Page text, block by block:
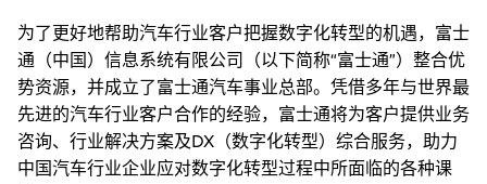
为了更好地帮助汽车行业客户把握数字化转型的机遇，富士
通（中国）信息系统有限公司（以下简称“富士通”）整合优
势资源，并成立了富士通汽车事业总部。凭借多年与世界最
先进的汽车行业客户合作的经验，富士通将为客户提供业务
咨询、行业解决方案及DX（数字化转型）综合服务，助力
中国汽车行业企业应对数字化转型过程中所面临的各种课